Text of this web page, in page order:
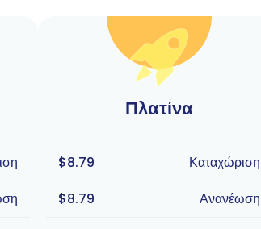
Πλατίνα
$8.79
Καταχώριση
$8.79
Ανανέωση